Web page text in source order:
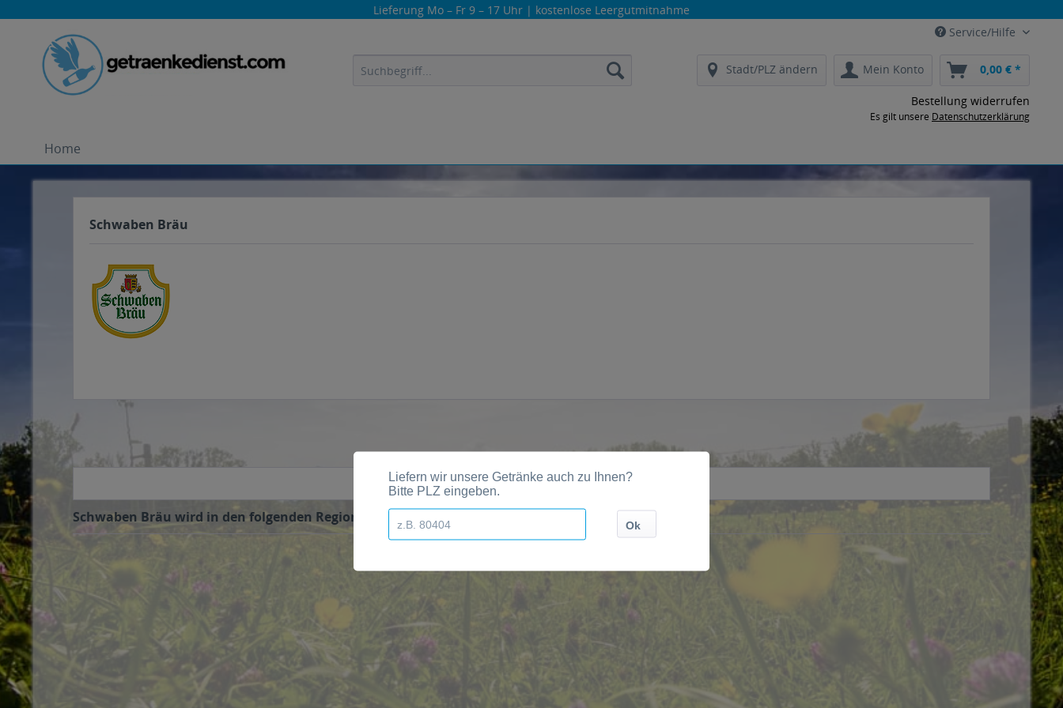
Lieferung Mo – Fr 9 – 17 Uhr | kostenlose Leergutmitnahme
Service/Hilfe
Stadt/PLZ ändern Mein Konto 0,00 € *
Bestellung widerrufen
Es gilt unsere Datenschutzerklärung
Home
Schwaben Bräu
Schwaben Bräu wird in den folgenden Regionen, Städten, Orten und Postleitzahl-Gebieten geliefert